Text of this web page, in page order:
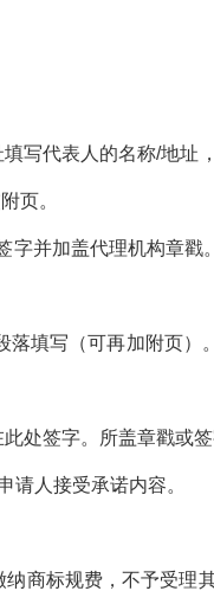
填写代表人的名称/地址
页。
字并加盖代理机构章戳
落填写（可再加附页）
处签字。所盖章戳或签
请人接受承诺内容。
商标规费，不予受理